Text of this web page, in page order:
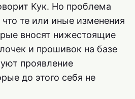
Кук. Но проблема
что те или иные изменения
вносят нижестоящие
и прошивок на базе
проявление
до этого себя не